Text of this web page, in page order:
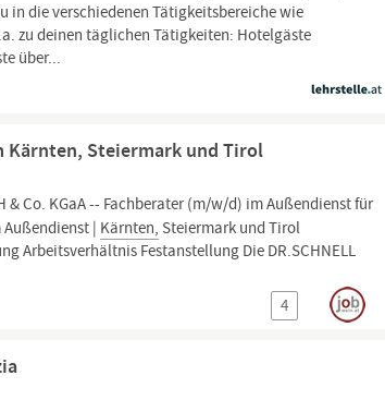
in die verschiedenen Tätigkeitsbereiche wie
zu deinen täglichen Tätigkeiten: Hotelgäste
über...
Kärnten, Steiermark und Tirol
& Co. KGaA -- Fachberater (m/w/d) im Außendienst für
| Kärnten, Steiermark und Tirol
Arbeitsverhältnis Festanstellung Die DR.SCHNELL
4